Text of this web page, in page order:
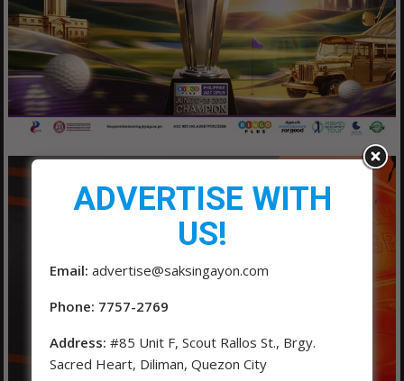
ADVERTISE WITH
US!
Email: advertise@saksingayon.com
Phone: 7757-2769
Address: #85 Unit F, Scout Rallos St., Brgy.
Sacred Heart, Diliman, Quezon City